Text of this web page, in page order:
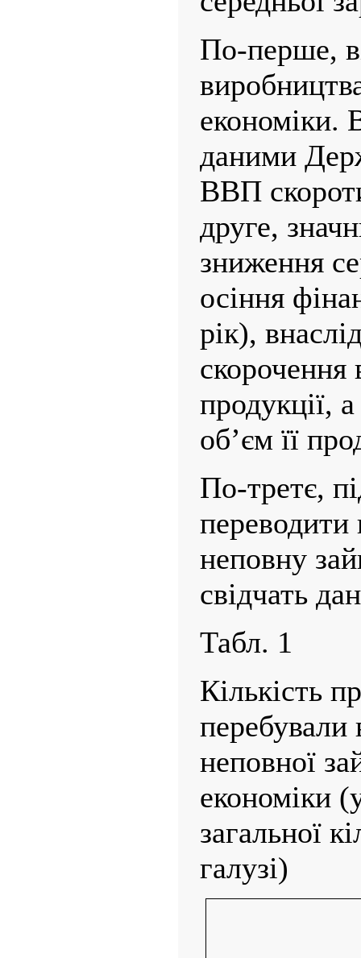
По-перше,
економіки.
даними
ВВП
друге,
зниження
осіння
рік),
скорочення
продукції,
об’єм її
По-третє,
переводити
неповну
свідчать
Табл. 1
Кількість
неповної
економіки
загальної
галузі)